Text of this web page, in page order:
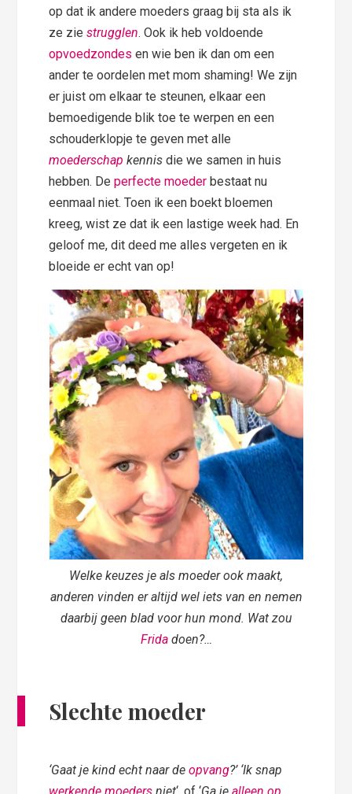
op dat ik andere moeders graag bij sta als ik
ze ziestrugglen. Ook ik heb voldoende
opvoedzondes en wie ben ik dan om een
ander te oordelen met mom shaming! We zijn
er juist om elkaar te steunen, elkaar een
bemoedigende blik toe te werpen en een
schouderklopje te geven met alle
moederschap kennis die we samen in huis
hebben. Deperfecte moeder bestaat nu
eenmaal niet. Toen ik een boekt bloemen
kreeg, wist ze dat ik een lastige week had. En
geloof me, dit deed me alles vergeten en ik
bloeide er echt van op!
Welke keuzes je als moeder ook maakt,
anderen vinden er altijd wel iets van en nemen
daarbij geen blad voor hun mond. Wat zou
Frida doen?…
Slechte moeder
‘Gaat je kind echt naar deopvang?’ ‘Ik snap